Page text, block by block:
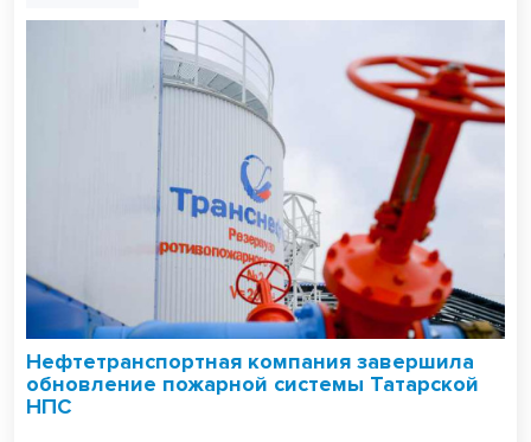
Нефтетранспортная компания завершила
обновление пожарной системы Татарской
НПС